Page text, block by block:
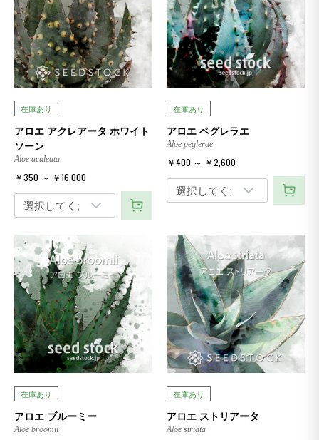
在庫あり
アロエ アクレアータ ホワイト
ソーン
Aloe aculeata
￥350 ～ ￥16,000
在庫あり
アロエ ペグレラエ
Aloe peglerae
￥400 ～ ￥2,600
在庫あり
アロエ ブルーミー
Aloe broomii
在庫あり
アロエ ストリアータ
Aloe striata